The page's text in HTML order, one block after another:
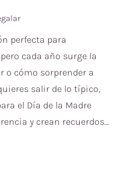
perfecta para
cada año surge la
o cómo sorprender a
salir de lo típico,
el Día de la Madre
y crean recuerdos…